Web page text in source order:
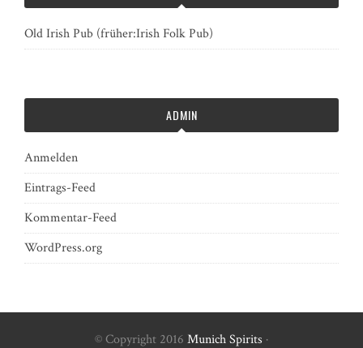
Old Irish Pub (früher:Irish Folk Pub)
ADMIN
Anmelden
Eintrags-Feed
Kommentar-Feed
WordPress.org
© Copyright 2016 Munich Spirits ·